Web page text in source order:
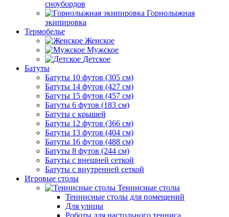
сноубордов
Горнолыжная
экипировка
Термобелье
Женское
Мужское
Детское
Батуты
Батуты 10 футов (305 см)
Батуты 14 футов (427 см)
Батуты 15 футов (457 см)
Батуты 6 футов (183 см)
Батуты с крышей
Батуты 12 футов (366 см)
Батуты 13 футов (404 см)
Батуты 16 футов (488 см)
Батуты 8 футов (244 см)
Батуты с внешней сеткой
Батуты с внутренней сеткой
Игровые столы
Теннисные столы
Теннисные столы для помещений
Для улицы
Роботы для настольного тенниса